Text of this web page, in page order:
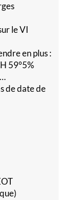
le VI
en plus :
59°5%
de date de